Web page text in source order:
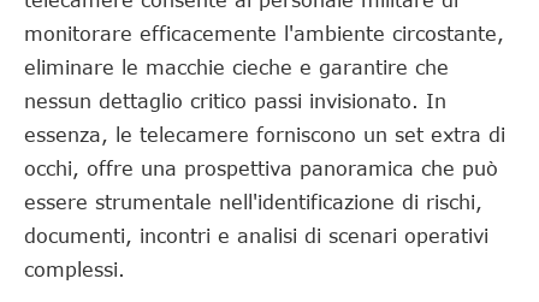
monitorare efficacemente l'ambiente circostante,
eliminare le macchie cieche e garantire che
nessun dettaglio critico passi invisionato. In
essenza, le telecamere forniscono un set extra di
occhi, offre una prospettiva panoramica che può
essere strumentale nell'identificazione di rischi,
documenti, incontri e analisi di scenari operativi
complessi.